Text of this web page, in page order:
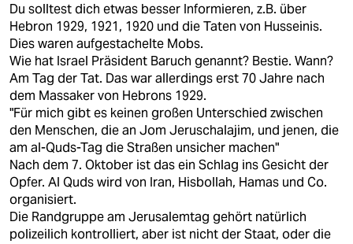
Du solltest dich etwas besser Informieren, z.B. über
Hebron 1929, 1921, 1920 und die Taten von Husseinis.
Dies waren aufgestachelte Mobs.
Wie hat Israel Präsident Baruch genannt? Bestie. Wann?
Am Tag der Tat. Das war allerdings erst 70 Jahre nach
dem Massaker von Hebrons 1929.
"Für mich gibt es keinen großen Unterschied zwischen
den Menschen, die an Jom Jeruschalajim, und jenen, die
am al-Quds-Tag die Straßen unsicher machen"
Nach dem 7. Oktober ist das ein Schlag ins Gesicht der
Opfer. Al Quds wird von Iran, Hisbollah, Hamas und Co.
organisiert.
Die Randgruppe am Jerusalemtag gehört natürlich
polizeilich kontrolliert, aber ist nicht der Staat, oder die